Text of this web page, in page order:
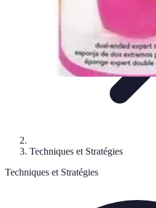
Techniques et Stratégies
Techniques et Stratégies